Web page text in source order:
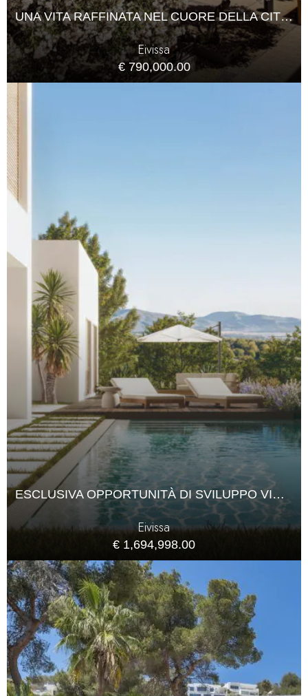
UNA VITA RAFFINATA NEL CUORE DELLA CITTÀ DI IBIZA
Eivissa
€ 790,000.00
ESCLUSIVA OPPORTUNITÀ DI SVILUPPO VICINO A SANT RAFAEL
Eivissa
€ 1,694,998.00